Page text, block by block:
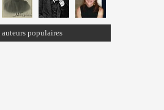
auteurs populaires